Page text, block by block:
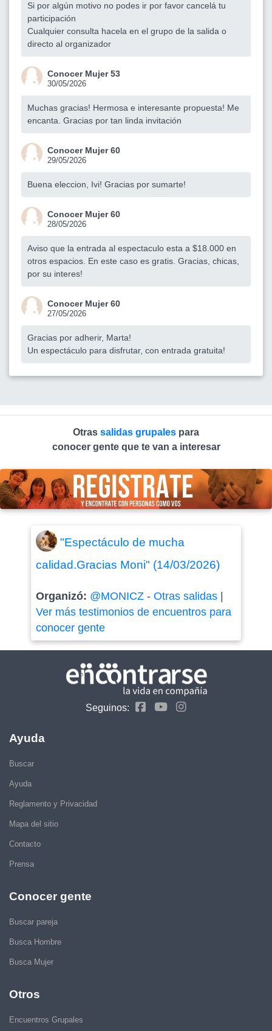
Si por algún motivo no podes ir por favor cancelá tu
participación
Cualquier consulta hacela en el grupo de la salida o
directo al organizador
Conocer Mujer 53
30/05/2026
Muchas gracias! Hermosa e interesante propuesta! Me
encanta. Gracias por tan linda invitación
Conocer Mujer 60
29/05/2026
Buena eleccion, Ivi! Gracias por sumarte!
Conocer Mujer 60
28/05/2026
Aviso que la entrada al espectaculo esta a $18.000 en
otros espacios. En este caso es gratis. Gracias, chicas,
por su interes!
Conocer Mujer 60
27/05/2026
Gracias por adherir, Marta!
Un espectáculo para disfrutar, con entrada gratuita!
Otras salidas grupales para
conocer gente que te van a interesar
"Espectáculo de mucha
calidad.Gracias Moni" (14/03/2026)
Organizó: @MONICZ- Otras salidas|
Ver más testimonios de encuentros para
conocer gente
Seguinos:
Ayuda
Buscar
Ayuda
Reglamento y Privacidad
Mapa del sitio
Contacto
Prensa
Conocer gente
Buscar pareja
Busca Hombre
Busca Mujer
Otros
Encuentros Grupales